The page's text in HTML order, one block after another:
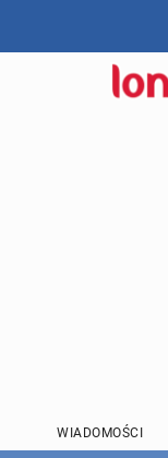
WIADOMOŚCI